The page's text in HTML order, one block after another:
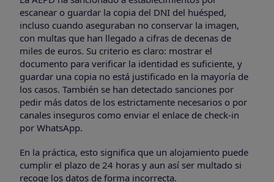
escanear o guardar la copia del DNI del huésped,
incluso cuando aseguraban no conservar la imagen,
con multas que han llegado a cifras de decenas de
miles de euros. Su criterio es claro: mostrar el
documento para verificar la identidad es suficiente, y
guardar una copia no está justificado en la mayoría de
los casos. También se han detectado sanciones por
pedir más datos de los estrictamente necesarios o por
canales inseguros como enviar el enlace de check-in
por WhatsApp.
En la práctica, esto significa que un alojamiento puede
cumplir el plazo de 24 horas y aun así ser multado si
recoge los datos de forma incorrecta.